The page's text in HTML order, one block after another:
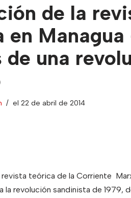
de la
en
una
el 22 de abril de 2014
teórica de la Corriente
revolución sandinista de 1979,